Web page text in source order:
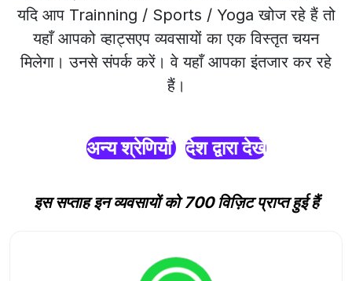
यदि आप Trainning / Sports / Yoga खोज रहे हैं तो
यहाँ आपको व्हाट्सएप व्यवसायों का एक विस्तृत चयन
मिलेगा। उनसे संपर्क करें। वे यहाँ आपका इंतजार कर रहे
हैं।
अन्य श्रेणियाँ देश द्वारा देखें
इस सप्ताह इन व्यवसायों को 700 विज़िट प्राप्त हुई हैं